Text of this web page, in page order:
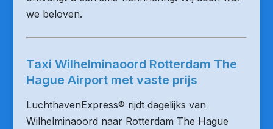
we beloven.
Taxi Wilhelminaoord Rotterdam The
Hague Airport met vaste prijs
LuchthavenExpress® rijdt dagelijks van
Wilhelminaoord naar Rotterdam The Hague